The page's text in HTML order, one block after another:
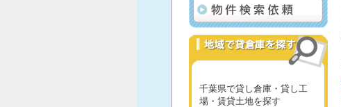
千葉県で貸し倉庫・貸し工
場・賃貸土地を探す